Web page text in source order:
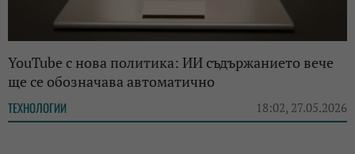
YouTube с нова политика: ИИ съдържанието вече
ще се обозначава автоматично
ТЕХНОЛОГИИ 18:02, 27.05.2026